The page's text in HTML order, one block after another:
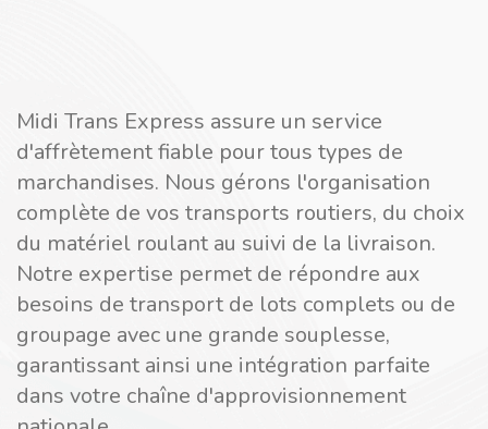
Midi Trans Express assure un service
d'affrètement fiable pour tous types de
marchandises. Nous gérons l'organisation
complète de vos transports routiers, du choix
du matériel roulant au suivi de la livraison.
Notre expertise permet de répondre aux
besoins de transport de lots complets ou de
groupage avec une grande souplesse,
garantissant ainsi une intégration parfaite
dans votre chaîne d'approvisionnement